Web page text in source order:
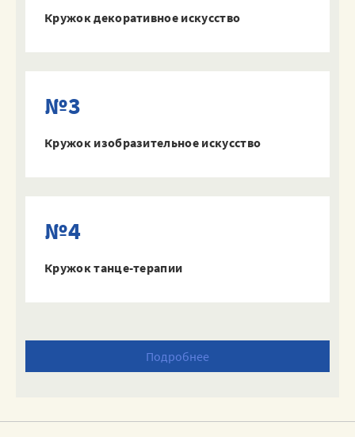
Кружок декоративное искусство
№3
Кружок изобразительное искусство
№4
Кружок танце-терапии
Подробнее